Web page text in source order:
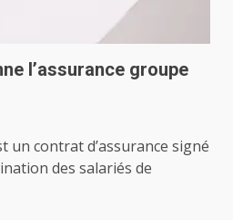
l’assurance groupe
un contrat d’assurance signé
des salariés de